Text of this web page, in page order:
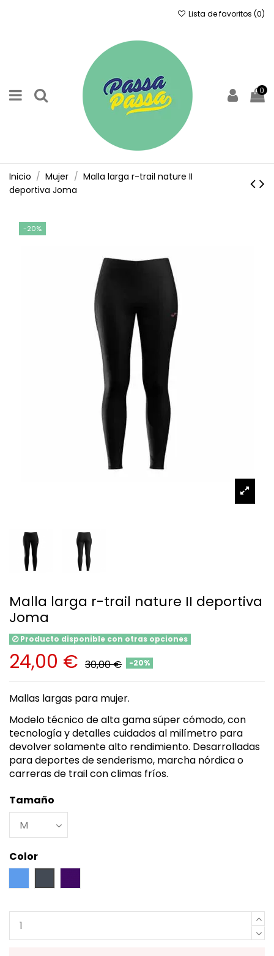
Lista de favoritos (0)
0
Inicio Mujer
Malla larga r-trail nature II
deportiva Joma
-20%
Malla larga r-trail nature II deportiva
Joma
Producto disponible con otras opciones
24,00 € 30,00 € -20%
Mallas largas para mujer.
Modelo técnico de alta gama súper cómodo, con
tecnología y detalles cuidados al milímetro para
devolver solamente alto rendimiento. Desarrolladas
para deportes de senderismo, marcha nórdica o
carreras de trail con climas fríos.
Tamaño
Color